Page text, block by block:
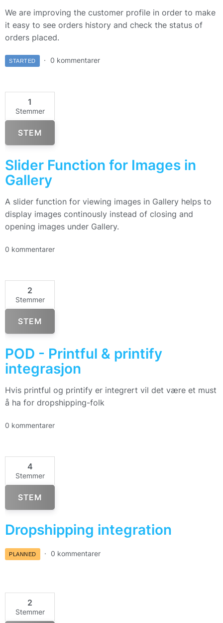
We are improving the customer profile in order to make
it easy to see orders history and check the status of
orders placed.
STARTED 0 kommentarer
1
Stemmer
STEM
Slider Function for Images in
Gallery
A slider function for viewing images in Gallery helps to
display images continously instead of closing and
opening images under Gallery.
0 kommentarer
2
Stemmer
STEM
POD - Printful & printify
integrasjon
Hvis printful og printify er integrert vil det være et must
å ha for dropshipping-folk
0 kommentarer
4
Stemmer
STEM
Dropshipping integration
PLANNED 0 kommentarer
2
Stemmer